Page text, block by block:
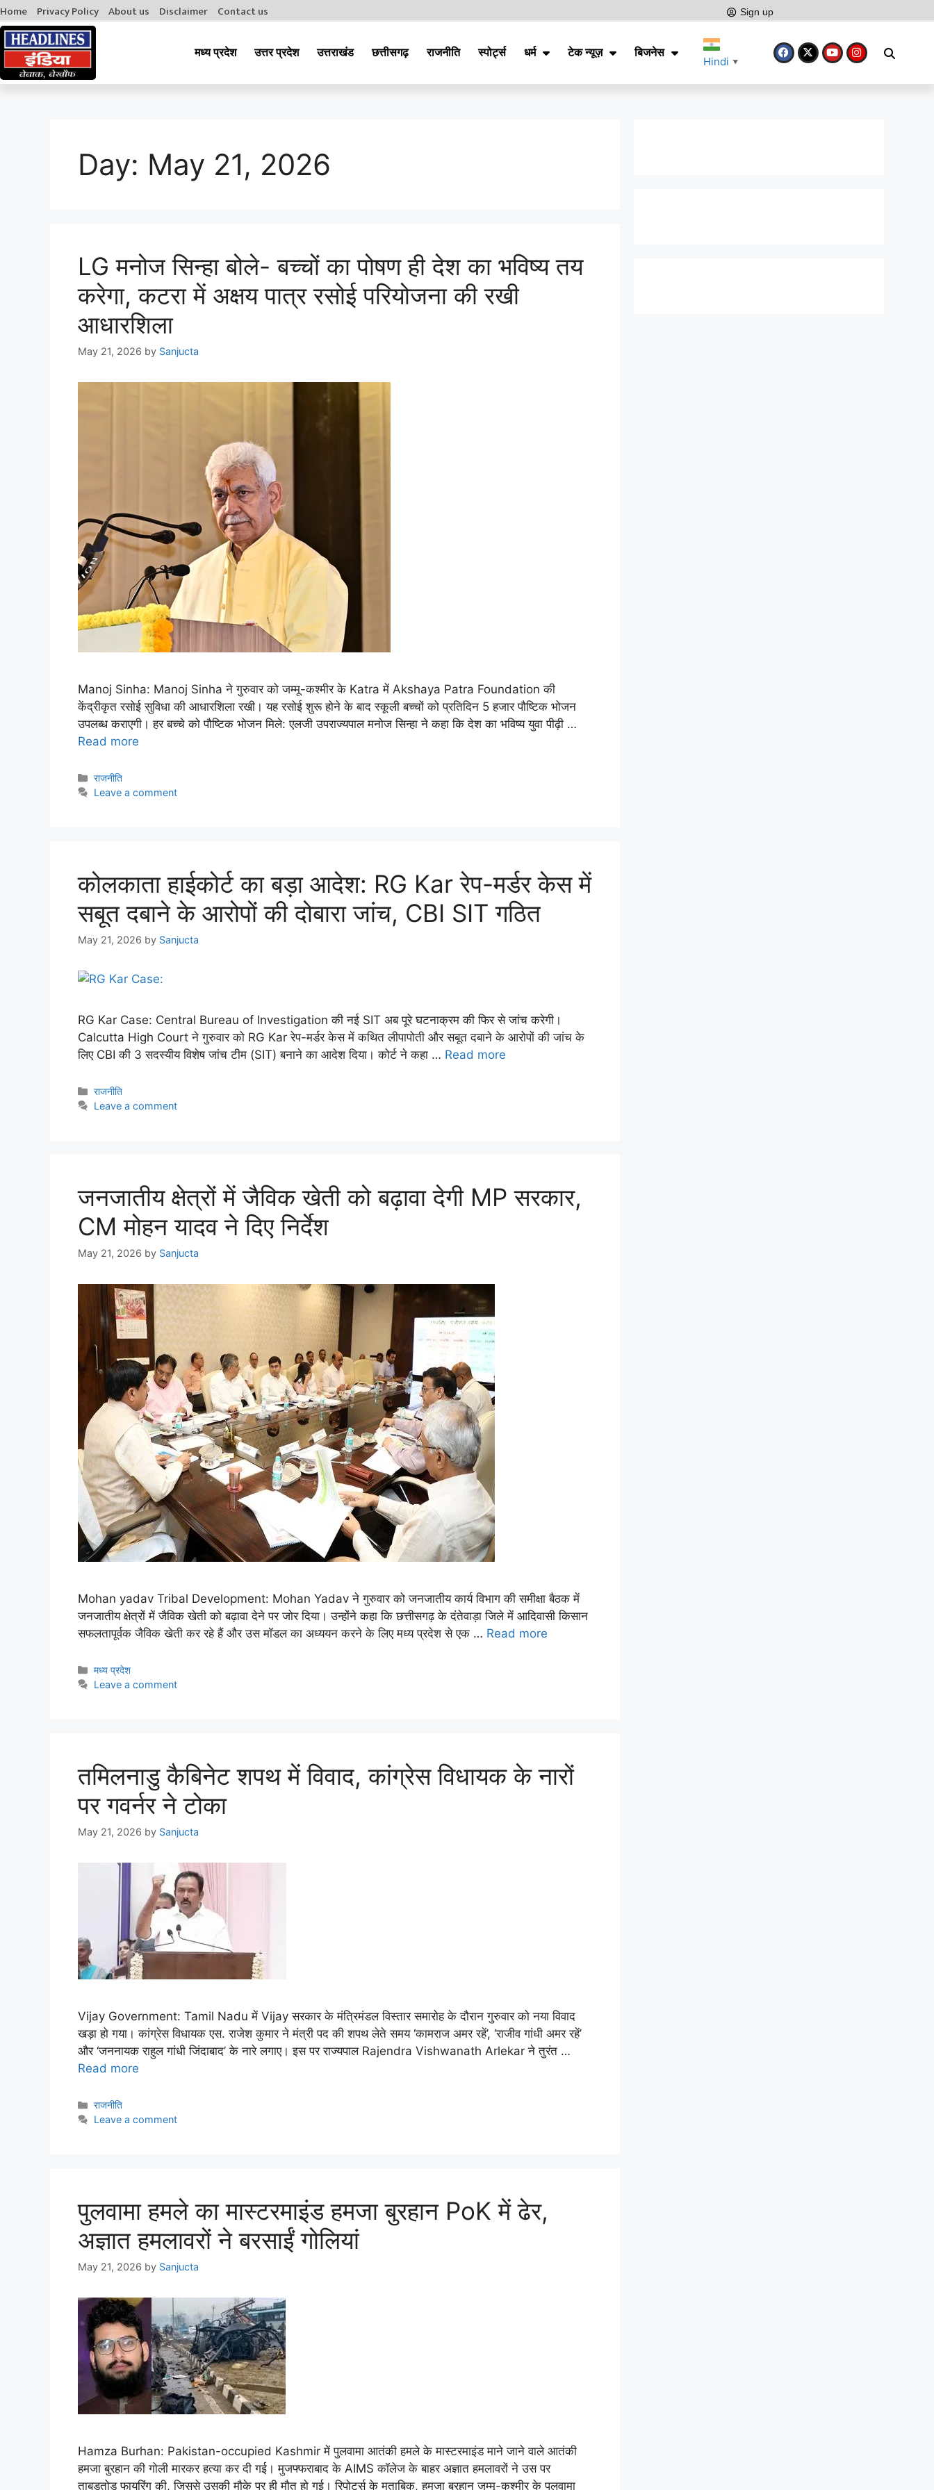
Home Privacy Policy About us Disclaimer Contact us Sign up
मध्य प्रदेश उत्तर प्रदेश उत्तराखंड छत्तीसगढ़ राजनीति स्पोर्ट्स धर्म टेक न्यूज़ बिजनेस
Hindi ▼
Day: May 21, 2026
LG मनोज सिन्हा बोले- बच्चों का पोषण ही देश का भविष्य तय
करेगा, कटरा में अक्षय पात्र रसोई परियोजना की रखी
आधारशिला
May 21, 2026 by Sanjucta
Manoj Sinha: Manoj Sinha ने गुरुवार को जम्मू-कश्मीर के Katra में Akshaya Patra Foundation की
केंद्रीकृत रसोई सुविधा की आधारशिला रखी। यह रसोई शुरू होने के बाद स्कूली बच्चों को प्रतिदिन 5 हजार पौष्टिक भोजन
उपलब्ध कराएगी। हर बच्चे को पौष्टिक भोजन मिले: एलजी उपराज्यपाल मनोज सिन्हा ने कहा कि देश का भविष्य युवा पीढ़ी …
Read more
राजनीति
Leave a comment
कोलकाता हाईकोर्ट का बड़ा आदेश: RG Kar रेप-मर्डर केस में
सबूत दबाने के आरोपों की दोबारा जांच, CBI SIT गठित
May 21, 2026 by Sanjucta
RG Kar Case: Central Bureau of Investigation की नई SIT अब पूरे घटनाक्रम की फिर से जांच करेगी।
Calcutta High Court ने गुरुवार को RG Kar रेप-मर्डर केस में कथित लीपापोती और सबूत दबाने के आरोपों की जांच के
लिए CBI की 3 सदस्यीय विशेष जांच टीम (SIT) बनाने का आदेश दिया। कोर्ट ने कहा … Read more
राजनीति
Leave a comment
जनजातीय क्षेत्रों में जैविक खेती को बढ़ावा देगी MP सरकार,
CM मोहन यादव ने दिए निर्देश
May 21, 2026 by Sanjucta
Mohan yadav Tribal Development: Mohan Yadav ने गुरुवार को जनजातीय कार्य विभाग की समीक्षा बैठक में
जनजातीय क्षेत्रों में जैविक खेती को बढ़ावा देने पर जोर दिया। उन्होंने कहा कि छत्तीसगढ़ के दंतेवाड़ा जिले में आदिवासी किसान
सफलतापूर्वक जैविक खेती कर रहे हैं और उस मॉडल का अध्ययन करने के लिए मध्य प्रदेश से एक … Read more
मध्य प्रदेश
Leave a comment
तमिलनाडु कैबिनेट शपथ में विवाद, कांग्रेस विधायक के नारों
पर गवर्नर ने टोका
May 21, 2026 by Sanjucta
Vijay Government: Tamil Nadu में Vijay सरकार के मंत्रिमंडल विस्तार समारोह के दौरान गुरुवार को नया विवाद
खड़ा हो गया। कांग्रेस विधायक एस. राजेश कुमार ने मंत्री पद की शपथ लेते समय ‘कामराज अमर रहें’, ‘राजीव गांधी अमर रहें’
और ‘जननायक राहुल गांधी जिंदाबाद’ के नारे लगाए। इस पर राज्यपाल Rajendra Vishwanath Arlekar ने तुरंत …
Read more
राजनीति
Leave a comment
पुलवामा हमले का मास्टरमाइंड हमजा बुरहान PoK में ढेर,
अज्ञात हमलावरों ने बरसाईं गोलियां
May 21, 2026 by Sanjucta
Hamza Burhan: Pakistan-occupied Kashmir में पुलवामा आतंकी हमले के मास्टरमाइंड माने जाने वाले आतंकी
हमजा बुरहान की गोली मारकर हत्या कर दी गई। मुजफ्फराबाद के AIMS कॉलेज के बाहर अज्ञात हमलावरों ने उस पर
ताबड़तोड़ फायरिंग की, जिससे उसकी मौके पर ही मौत हो गई। रिपोर्ट्स के मुताबिक, हमजा बुरहान जम्मू-कश्मीर के पुलवामा